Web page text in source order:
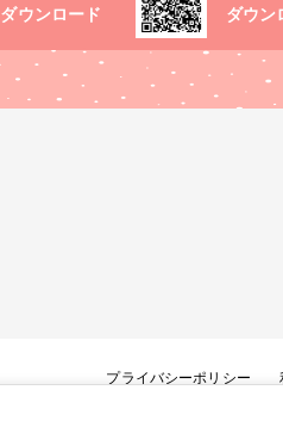
ダウンロード
ダウン
プライバシーポリシー